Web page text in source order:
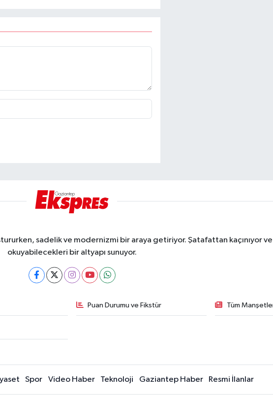
sadelik ve modernizmi bir araya getiriyor. Şatafattan kaçınıyor
okuyabilecekleri bir altyapı sunuyor.
Puan Durumu ve Fikstür Tüm
Spor Video Haber Teknoloji Gaziantep Haber Resmi İlanlar